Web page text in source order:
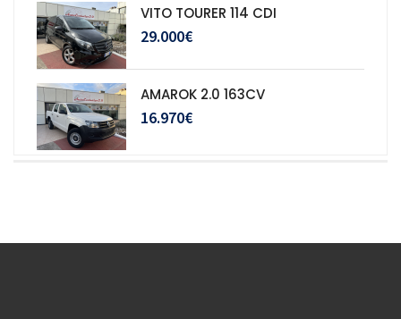
VITO TOURER 114 CDI
29.000€
AMAROK 2.0 163CV
16.970€